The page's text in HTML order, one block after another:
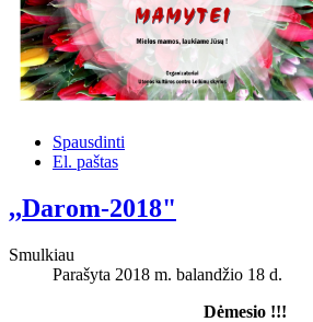
Spausdinti
El. paštas
,,Darom-2018"
Smulkiau
Parašyta 2018 m. balandžio 18 d.
Dėmesio !!!